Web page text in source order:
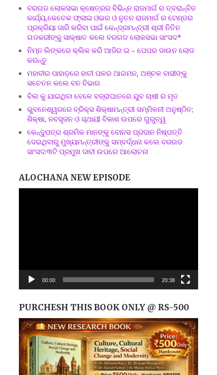
ବରଗଡ ଲୋକସଭା କ୍ଷେତ୍ରର ବିଭିନ୍ନ ରାଜମାର୍ଗ ର ତ୍ବରାନ୍ବିତ
କାର୍ଯ୍ୟ,କେତେକ ଫ୍ଲାଇ ଓଭର ଓ ନୁତନ ରାଜମାର୍ଗ ର ଟେଣ୍ଡର
ପ୍ରକ୍ରିୟା ଜାରି କରିବା ପାଇଁ କେନ୍ଦ୍ରମନ୍ତ୍ରୀ ଶ୍ରୀ ନିତିନ
ଗଡକରୀଙ୍କୁ ସାକ୍ଷାତ କଲେ ବରଗଡ ଲୋକସଭା ସାଂସଦ*
ନିମ୍ନ ଲିଙ୍କରେ କ୍ଲିକ କରି ଆଜିର ଇ – ପେପର ଡାଉନ ଲୋଡ
କରନ୍ତୁ
ମହାବୀର ପାହାଡ଼ରେ ହାତୀ ପଳର ଆଗମନ, ଅଞ୍ଚଳ ବାସୀଙ୍କୁ
ସଚେତନ କଲେ ବନ ବିଭାଗ
ବିଲ କୁ ଯାଇଥିବା ବେଳେ ବଜ୍ରାଘାତରେ ଯୁବ ଚାଷୀ ର ମୃତ
ଭୁବନେଶ୍ୱରରେ ବ୍ରିକ୍ସ ଶିକ୍ଷାମନ୍ତ୍ରୀ ସମ୍ମିଳନୀ ଅନୁଷ୍ଠିତ;
ଶିକ୍ଷା, ନବସୃଜନ ଓ ସ୍ଥାୟୀ ବିକାଶ ଉପରେ ଗୁରୁତ୍ୱ
କେନ୍ଦୁପତ୍ର ଶ୍ରମିକ ମାନଙ୍କୁ ବୋନସ ପ୍ରଦାନ ନିଷ୍ପତ୍ତି
ଦେଇଥିବାରୁ ମୁଖ୍ୟମନ୍ତ୍ରୀଙ୍କୁ ସମ୍ବର୍ଦ୍ଧନା କଲେ ବରଗଡ
ସାଂସଦ:୩ଟି ପ୍ରମୁଖ ଦାବୀ ଉପରେ ଆଲୋଚନା
ALOCHANA NEW EPISODE
00:00 20:38
PURCHESH THIS BOOK ONLY @ RS-500